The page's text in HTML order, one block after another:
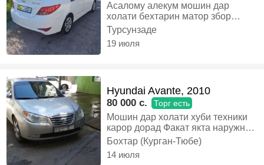
Асалому алекум мошин дар
холати бехтарин матор збор
вагони часпондем каробка
хадавой 100 хучатош то декабр
кансанер ях задаги надора кузов
Седан
Турсунзаде
19 июля
Hyundai Avante, 2010
80 000 c. Торг есть
Мошин дар холати хуби техники
карор дорад Факат якта наружний
краска кардан лозим Матор
каробка ходовой дар холати хуб
карор доранд Утилизатсия дорад
Бохтар (Курган-Тюбе)
14 июля